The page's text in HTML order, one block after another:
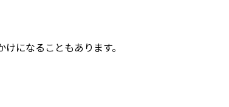
になることもあります。